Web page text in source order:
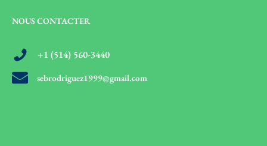
NOUS CONTACTER
+1 (514) 560-3440
sebrodriguez1999@gmail.com